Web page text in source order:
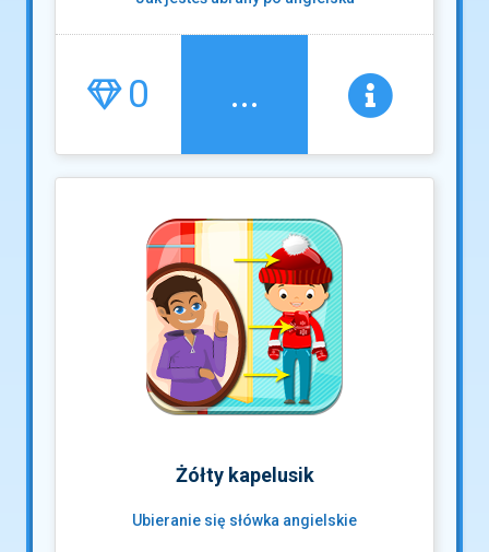
0 ...
Żółty kapelusik
Ubieranie się słówka angielskie